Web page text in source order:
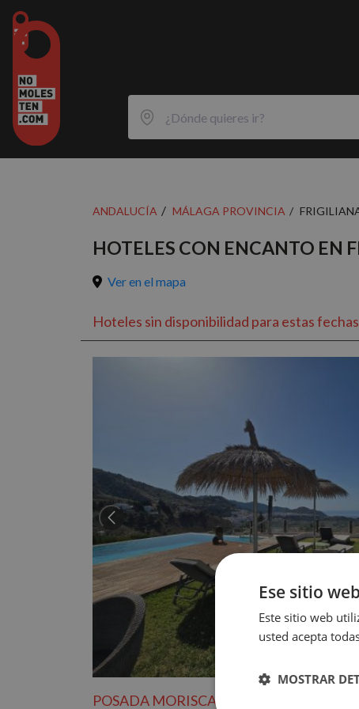
ANDALUCÍA MÁLAGA PROVINCIA
HOTELES CON ENCANTO EN
Ver en el mapa
Hoteles sin disponibilidad para estas fechas
POSADA MORISCA CHARMING
Ese sitio
Este sitio web
usted acepta
MOSTRAR